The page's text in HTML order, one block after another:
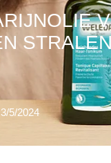
3/5/2024